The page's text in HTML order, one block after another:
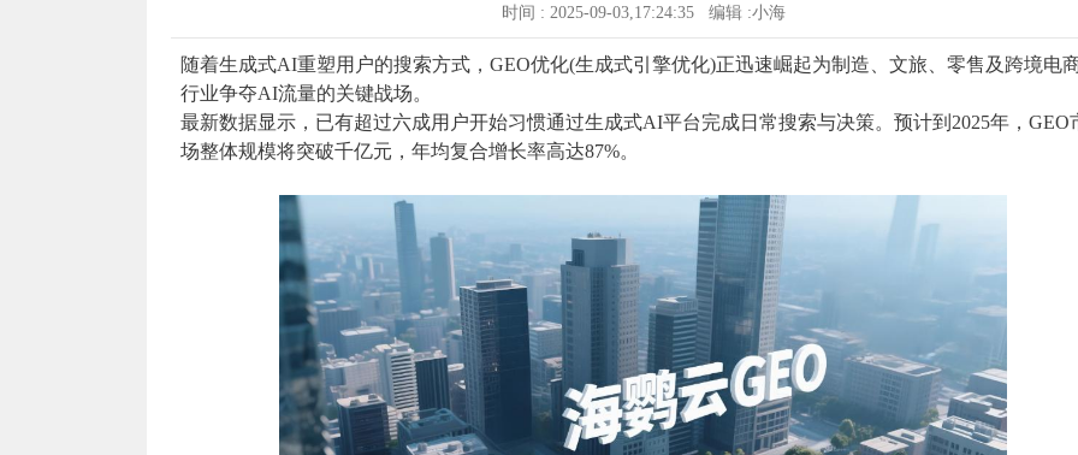
时间 : 2025-09-03,17:24:35 编辑 :小海
随着生成式AI重塑用户的搜索方式，GEO优化(生成式引擎优化)正迅速崛起为制造、文旅、零售及跨境电
行业争夺AI流量的关键战场。
最新数据显示，已有超过六成用户开始习惯通过生成式AI平台完成日常搜索与决策。预计到2025年，GEO
场整体规模将突破千亿元，年均复合增长率高达87%。